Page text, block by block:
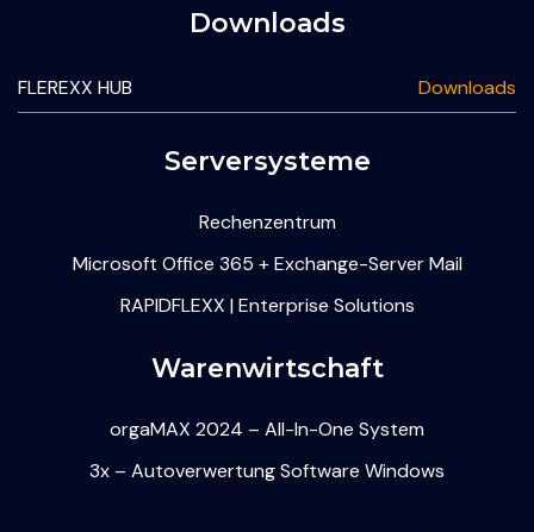
Downloads
FLEREXX HUB Downloads
Serversysteme
Rechenzentrum
Microsoft Office 365 + Exchange-Server Mail
RAPIDFLEXX | Enterprise Solutions
Warenwirtschaft
orgaMAX 2024 – All-In-One System
3x – Autoverwertung Software Windows